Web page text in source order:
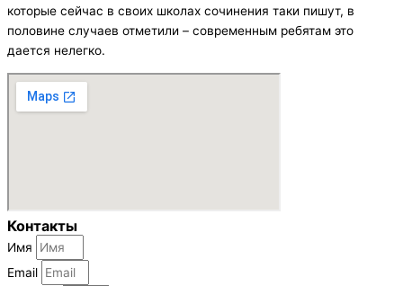
которые сейчас в своих школах сочинения таки пишут, в
половине случаев отметили – современным ребятам это
дается нелегко.
Контакты
Имя
Email